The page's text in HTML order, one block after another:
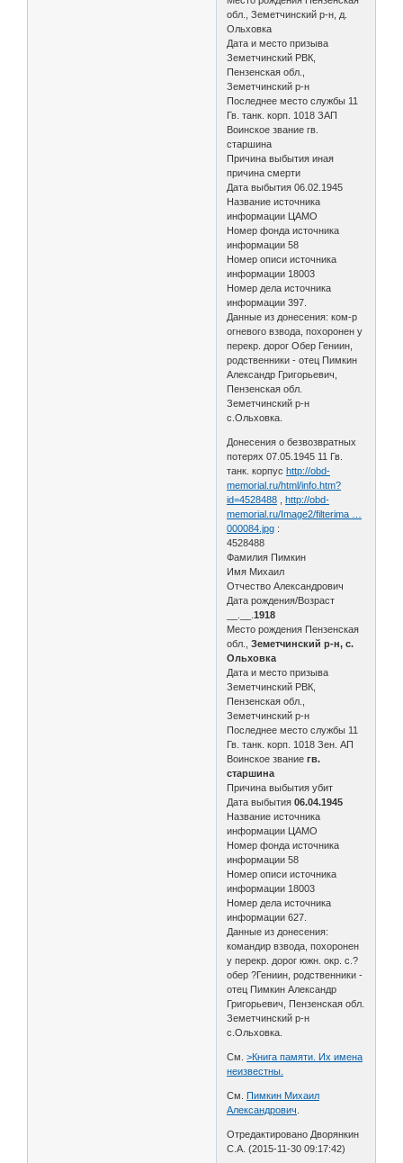
обл., Земетчинский р-н, д.
Ольховка
Дата и место призыва
Земетчинский РВК,
Пензенская обл.,
Земетчинский р-н
Последнее место службы 11
Гв. танк. корп. 1018 ЗАП
Воинское звание гв.
старшина
Причина выбытия иная
причина смерти
Дата выбытия 06.02.1945
Название источника
информации ЦАМО
Номер фонда источника
информации 58
Номер описи источника
информации 18003
Номер дела источника
информации 397.
Данные из донесения: ком-р
огневого взвода, похоронен у
перекр. дорог Обер Гениин,
родственники - отец Пимкин
Александр Григорьевич,
Пензенская обл.
Земетчинский р-н
с.Ольховка.
Донесения о безвозвратных
потерях 07.05.1945 11 Гв.
танк. корпусhttp://obd-
memorial.ru/html/info.htm?
id=4528488 ,http://obd-
memorial.ru/Image2/filterima …
000084.jpg :
4528488
Фамилия Пимкин
Имя Михаил
Отчество Александрович
Дата рождения/Возраст
__.__.1918
Место рождения Пензенская
обл.,Земетчинский р-н, с.
Ольховка
Дата и место призыва
Земетчинский РВК,
Пензенская обл.,
Земетчинский р-н
Последнее место службы 11
Гв. танк. корп. 1018 Зен. АП
Воинское званиегв.
старшина
Причина выбытия убит
Дата выбытия06.04.1945
Название источника
информации ЦАМО
Номер фонда источника
информации 58
Номер описи источника
информации 18003
Номер дела источника
информации 627.
Данные из донесения:
командир взвода, похоронен
у перекр. дорог южн. окр. с.?
обер ?Гениин, родственники -
отец Пимкин Александр
Григорьевич, Пензенская обл.
Земетчинский р-н
с.Ольховка.
См.>Книга памяти. Их имена
неизвестны.
См.Пимкин Михаил
Александрович
Отредактировано Дворянкин
С.А. (2015-11-30 09:17:42)